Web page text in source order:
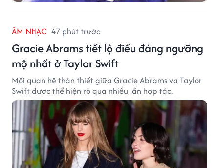
ÂM NHẠC 47 phút trước
Gracie Abrams tiết lộ điều đáng ngưỡng
mộ nhất ở Taylor Swift
Mối quan hệ thân thiết giữa Gracie Abrams và Taylor
Swift được thể hiện rõ qua nhiều lần hợp tác.